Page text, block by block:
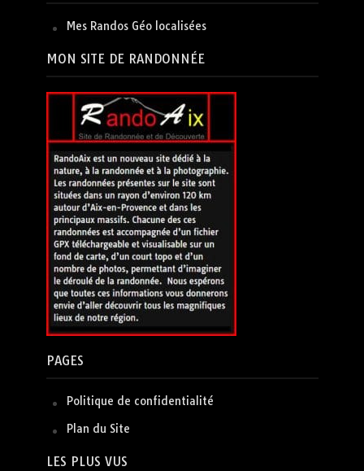
Mes Randos Géo localisées
MON SITE DE RANDONNÉE
PAGES
Politique de confidentialité
Plan du Site
LES PLUS VUS